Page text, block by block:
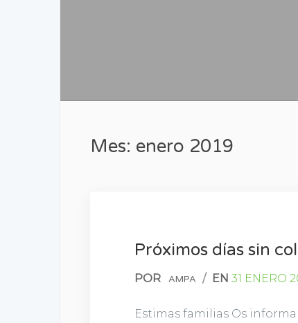
Mes: enero 2019
Próximos días sin
POR AMPA / EN31 ENERO
Estimas familias Os